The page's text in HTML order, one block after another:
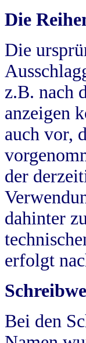
Die
Die
z.B. nach
anzeigen
auch vor,
der
dahinter
erfolgt
Bei den